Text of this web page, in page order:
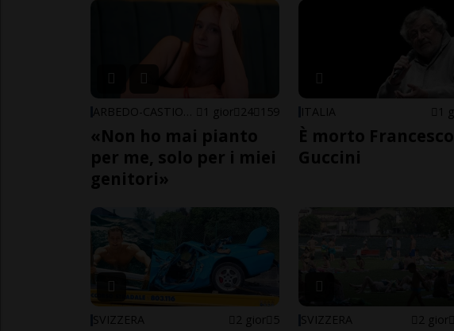
1 gior 24 159
«Non ho mai pianto
per me, solo per i miei
genitori»
ITALIA 1
È morto Francesco
Guccini
SVIZZERA 2 gior 5 SVIZZERA 2 gior